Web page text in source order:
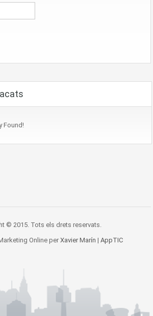
Found!
© 2015. Tots els drets reservats.
Online per Xavier Marín | AppTIC